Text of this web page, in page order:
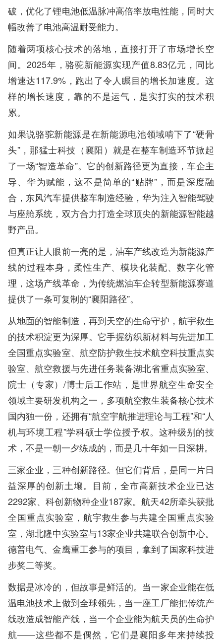
破，优化了锂电池低温脉冲高倍率放电性能，同时大
幅改善了电池高温耐受能力。
随着两项核心技术的落地，直接打开了市场增长空
间。2025年，骆驼新能源实现产值8.83亿元，同比
增速达117.9%，跑出了令人瞩目的增长加速度。这
样的增长速度，靠的不是运气，是实打实的技术积
累。
如果说骆驼新能源是在新能源电池领域啃下了“硬骨
头”，那猛士科技（襄阳）就是在整车制造环节掀起
了一场“智造革命”。它的创新路径更为直接，车企主
导、华为赋能，这不是简单的“贴牌”，而是深度融
合，东风汽车提供整车制造经验，华为注入智能驾驶
与座舱系统，双方合力打造全球顶尖的新能源智能越
野产品。
但真正让人眼前一亮的是，油车产线改造为新能源产
线的过程本身，柔性生产、模块化装配、数字化管
理，这场产线革命，为传统燃油车企转型新能源赛道
提供了一条可复制的“襄阳路径”。
从地面的智能制造，再到天空的生命守护，航宇救生
的技术积淀更为深厚。它手握纺织新材料与先进加工
全国重点实验室、航空防护救生技术航空科技重点实
验室、航空救援与先进任务装备湖北省重点实验室、
院士（专家）/博士后工作站，是世界航空生命安全
领域主要研发机构之一，多项航空救生装备核心技术
国内独一份，还拥有“航空宇航推进理论与工程”和“人
机与环境工程”学科硕士学位授予权。这种级别的技
术，不是一朝一夕练成的，而是几十年如一日深耕。
三家企业，三种创新路径。但它们背后，是同一片日
益深厚的创新土壤。目前，全市高新技术企业已达
2292家、科创新物种企业187家。航天42所牵头获批
全国重点实验室，航宇救生参与共建全国重点实验
室，湖北隆中实验室与13家企业共建联合创新中心。
德普电气、金鹰重工参与的项目，拿到了国家科技进
步奖二等奖。
数据是冰冷的，但故事是鲜活的。当一家企业能在低
温电池技术上做到全球领先，当一座工厂能把传统产
线改造成智能产线，当一个企业能为航天员的生命护
航——这些都不是偶然，它们是襄阳多年来持续投